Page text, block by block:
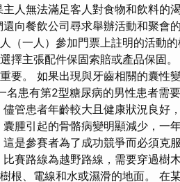
人無法滿足客人對食物和飲料的
向餐飲公司尋求舉辦活動和聚會
（一人）參加門票上註明的活動
擇主張配件保固索賠或產品保固
要。 如果出現與牙齒相關的囊性
名患有第2型糖尿病的男性患者需
管患者年齡較大且健康狀況良好
腫引起的骨骼病變明顯減少，一
是參賽者為了成功競爭而必須克
賽路線為越野路線，需要穿過樹
根、電線和水或濕滑的地面。 在